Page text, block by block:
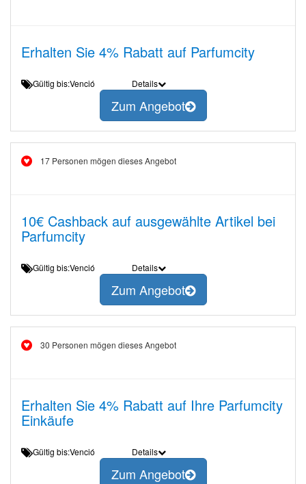
Erhalten Sie 4% Rabatt auf Parfumcity
Gültig bis:Venció Details
Zum Angebot
17 Personen mögen dieses Angebot
10€ Cashback auf ausgewählte Artikel bei
Parfumcity
Gültig bis:Venció Details
Zum Angebot
30 Personen mögen dieses Angebot
Erhalten Sie 4% Rabatt auf Ihre Parfumcity
Einkäufe
Gültig bis:Venció Details
Zum Angebot